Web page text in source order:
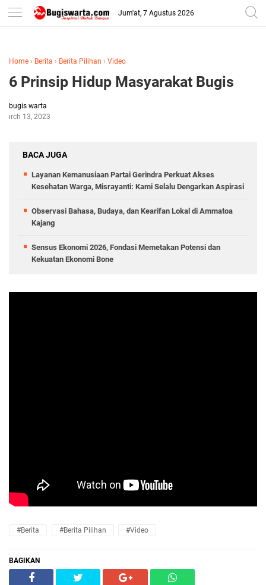
-->
Jum'at, 7 Agustus 2026
Home › Berita › Berita Pilihan › Video
6 Prinsip Hidup Masyarakat Bugis
bugis warta
March 13, 2023
BACA JUGA
Layanan Kemanusiaan Partai Gerindra Perkuat Akses
Kesehatan Warga, Misrayanti: Kami Selalu Dengarkan Aspirasi
Observasi Bahasa, Budaya, dan Kearifan Lokal di Ammatoa
Kajang
Sensus Ekonomi 2026, Fondasi Memetakan Potensi dan
Kekuatan Ekonomi Bone
#Berita #Berita Pilihan #Video
BAGIKAN